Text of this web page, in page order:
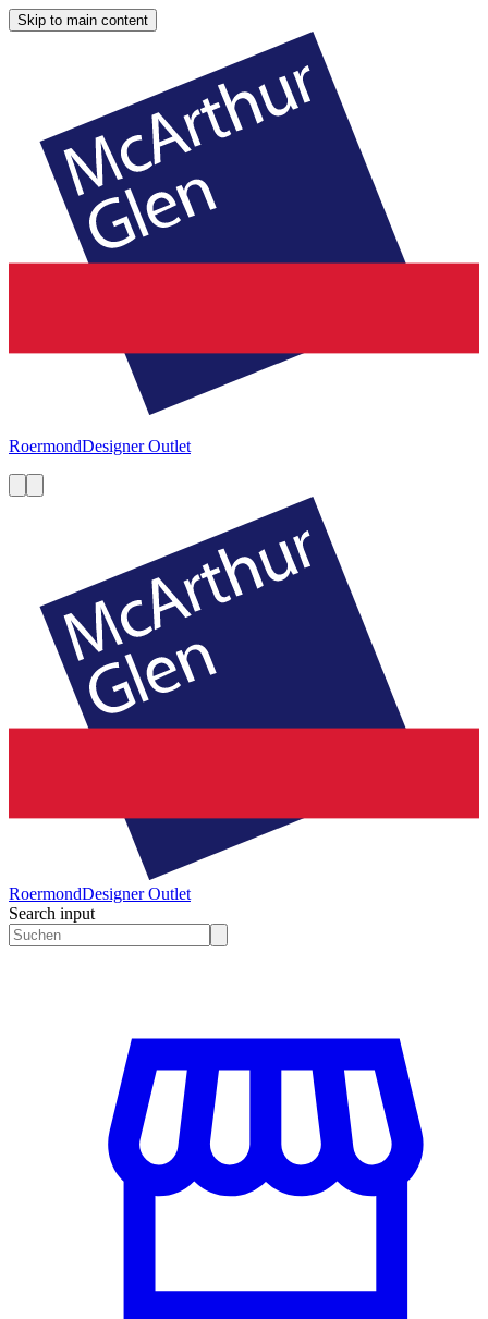
Skip to main content
RoermondDesigner Outlet
RoermondDesigner Outlet
Search input